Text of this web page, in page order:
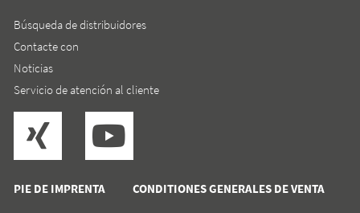
PIE DE IMPRENTA
CONDITIONES GENERALES DE VENTA
Búsqueda de distribuidores
Contacte con
Noticias
Servicio de atención al cliente